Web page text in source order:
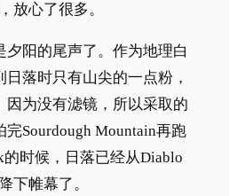
放心了很多。
夕阳的尾声了。作为地理白
落时只有山尖的一点粉，
因为没有滤镜，所以采取的
Sourdough Mountain再跑
的时候，日落已经从Diablo
下帷幕了。